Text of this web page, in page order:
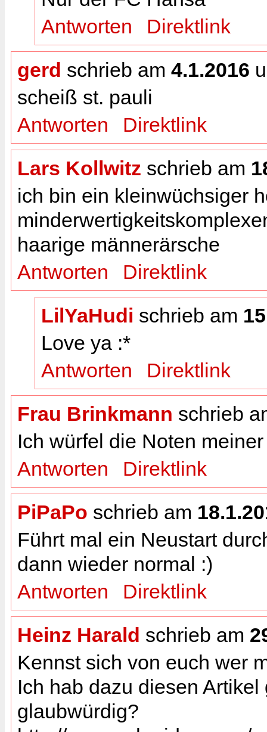
Antworten
Direktlink
gerd schrieb am 4.1.2016
scheiß st. pauli
Antworten
Direktlink
Lars Kollwitz schrieb am
ich bin ein kleinwüchsiger
haarige männerärsche
Antworten
Direktlink
LilYaHudi schrieb am
Love ya :*
Antworten
Direktlink
Frau Brinkmann schrieb
Ich würfel die Noten
Antworten
Direktlink
PiPaPo schrieb am
Führt mal ein Neustart
dann wieder normal :)
Antworten
Direktlink
Heinz Harald schrieb am
Kennst sich von euch wer
Ich hab dazu diesen
glaubwürdig?